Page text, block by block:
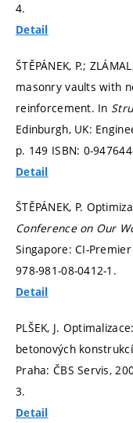
4.
Detail
ŠTĚPÁNEK, P.;
masonry vaults with
reinforcement. In
Edinburgh, UK:
p. 149 ISBN: 0-
Detail
ŠTĚPÁNEK, P.
Conference on Our
Singapore: CI-
978-981-08-0412-1.
Detail
PLŠEK, J.
betonových
Praha: ČBS Servis,
3.
Detail